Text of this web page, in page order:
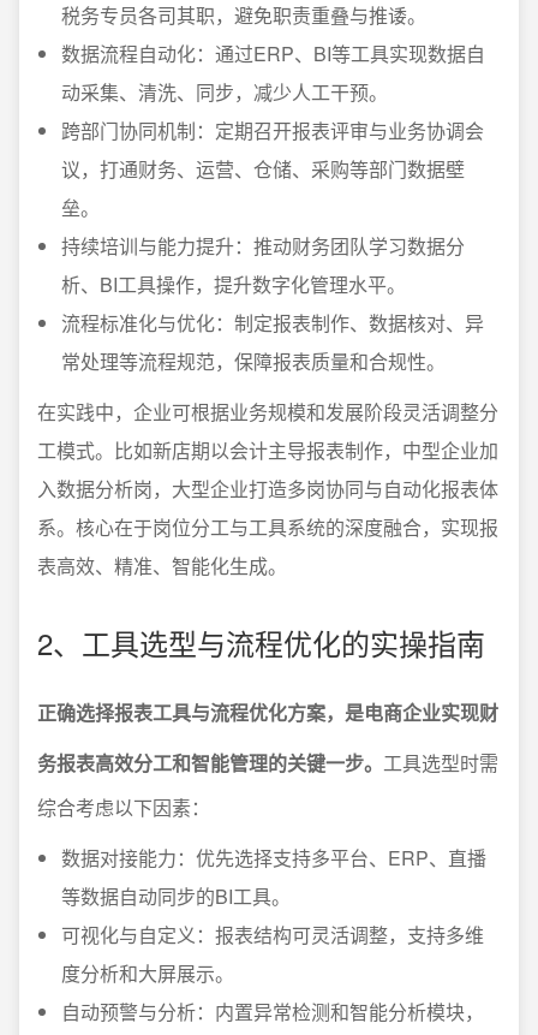
税务专员各司其职，避免职责重叠与推诿。
数据流程自动化：通过ERP、BI等工具实现数据自
动采集、清洗、同步，减少人工干预。
跨部门协同机制：定期召开报表评审与业务协调会
议，打通财务、运营、仓储、采购等部门数据壁
垒。
持续培训与能力提升：推动财务团队学习数据分
析、BI工具操作，提升数字化管理水平。
流程标准化与优化：制定报表制作、数据核对、异
常处理等流程规范，保障报表质量和合规性。
在实践中，企业可根据业务规模和发展阶段灵活调整分
工模式。比如新店期以会计主导报表制作，中型企业加
入数据分析岗，大型企业打造多岗协同与自动化报表体
系。核心在于岗位分工与工具系统的深度融合，实现报
表高效、精准、智能化生成。
2、工具选型与流程优化的实操指南
正确选择报表工具与流程优化方案，是电商企业实现财
务报表高效分工和智能管理的关键一步。 工具选型时需
综合考虑以下因素：
数据对接能力：优先选择支持多平台、ERP、直播
等数据自动同步的BI工具。
可视化与自定义：报表结构可灵活调整，支持多维
度分析和大屏展示。
自动预警与分析：内置异常检测和智能分析模块，